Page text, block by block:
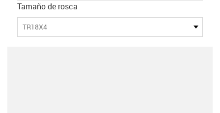
Tamaño de rosca
TR18X4